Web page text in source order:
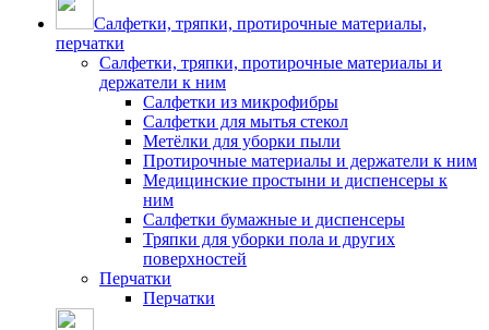
Салфетки, тряпки, протирочные материалы,
перчатки
Салфетки, тряпки, протирочные материалы и
держатели к ним
Салфетки из микрофибры
Салфетки для мытья стекол
Метёлки для уборки пыли
Протирочные материалы и держатели к ним
Медицинские простыни и диспенсеры к
ним
Салфетки бумажные и диспенсеры
Тряпки для уборки пола и других
поверхностей
Перчатки
Перчатки